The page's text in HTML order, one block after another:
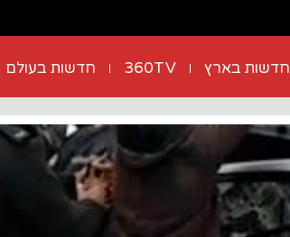
חדשות בארץ 360TV חדשות בעולם